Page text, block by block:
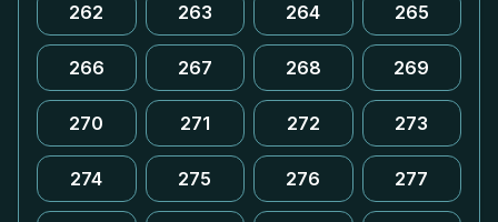
262 263 264 265
266 267 268 269
270 271 272 273
274 275 276 277